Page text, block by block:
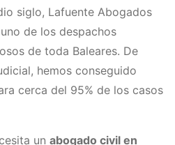
siglo, Lafuente Abogados
de los despachos
de toda Baleares. De
hemos conseguido
cerca del 95% de los casos
un abogado civil en